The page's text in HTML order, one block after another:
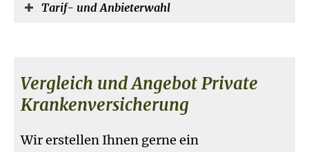
Tarif- und Anbieterwahl
Vergleich und Angebot Private
Kranken­ver­si­che­rung
Wir erstellen Ihnen gerne ein